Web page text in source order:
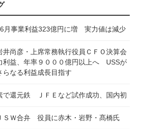
事業利益323億円に増 実力値は減少
井尚彦・上席常務執行役員ＣＦＯ決算会
益、年率９０００億円以上へ USSが
らなる利益成長目指す
で還元鉄 ＪＦＥなど試作成功、国内初
ＳＷ合弁 役員に赤木・岩野・髙橋氏